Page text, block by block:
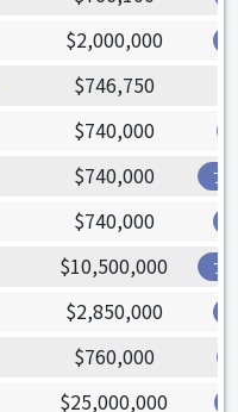
$2,000,000
$746,750
$740,000
$740,000 ブ
$740,000
$10,500,000 ブ
$2,850,000
$760,000
$25,000,000